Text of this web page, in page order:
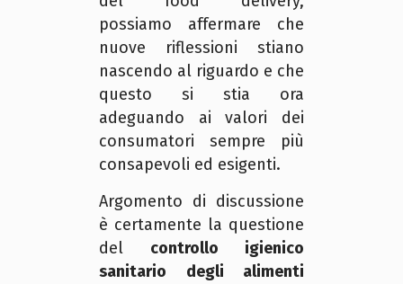
possiamo affermare che
nuove riflessioni stiano
nascendo al riguardo e che
questo si stia ora
adeguando ai valori dei
consumatori sempre più
consapevoli ed esigenti.
Argomento di discussione
è certamente la questione
del controllo igienico
sanitario degli alimenti